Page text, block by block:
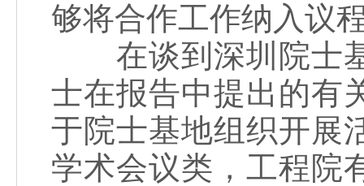
够将合作工作纳入议
在谈到深圳院士基
士在报告中提出的有
于院士基地组织开展
学术会议类，工程院